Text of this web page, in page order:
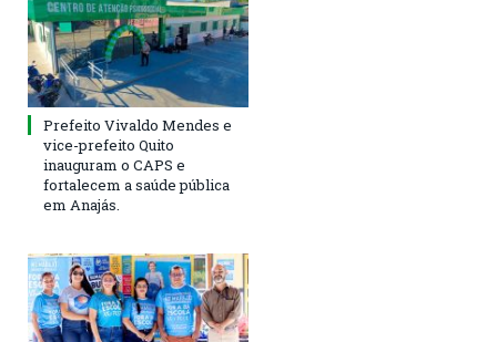
Prefeito Vivaldo Mendes e
vice-prefeito Quito
inauguram o CAPS e
fortalecem a saúde pública
em Anajás.